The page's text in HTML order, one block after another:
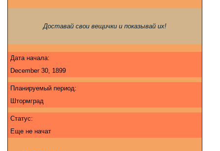
Доставай свои вещички и показывай их!
Дата начала:
December 30, 1899
Планируемый период:
Штормград
Статус:
Еще не начат